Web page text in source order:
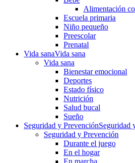
Alimentación
Escuela primaria
Niño pequeño
Preescolar
Prenatal
Vida sanaVida sana
Vida sana
Bienestar emocional
Deportes
Estado físico
Nutrición
Salud bucal
Sueño
Seguridad y PrevenciónSeguridad
Seguridad y Prevención
Durante el juego
En el hogar
En marcha